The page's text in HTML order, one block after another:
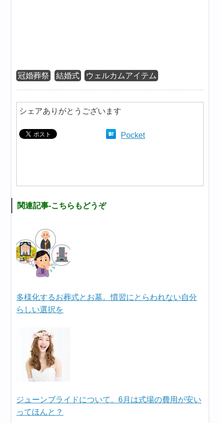
冠婚葬祭 結婚式 ウェルカムアイテム
シェアありがとうございます
Pocket
関連記事-こちらもどうぞ
多様化するお葬式とお墓。慣習にとらわれない自分
らしい選択を
ジューンブライドについて。6月は式場の費用が安い
ってほんと？